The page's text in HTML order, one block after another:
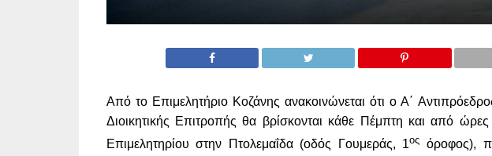
Από το Επιμελητήριο Κοζάνης ανακοινώνεται ότι ο Α΄
Διοικητικής Επιτροπής θα βρίσκονται κάθε Πέμπτη και από
Επιμελητηρίου στην Πτολεμαΐδα (οδός Γουμεράς, 1ος όροφος),